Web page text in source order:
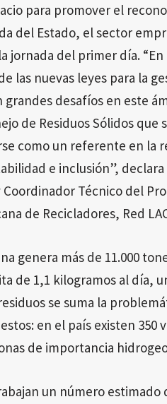
para promover el
del Estado, el sector
jornada del primer día.
las nuevas leyes para la
grandes desafíos en este
de Residuos Sólidos
como un referente en la
e inclusión”,
Coordinador Técnico del
de Recicladores, Red
genera más de 11.000
de 1,1 kilogramos al día,
se suma la
en el país existen
de importancia
un número estimado